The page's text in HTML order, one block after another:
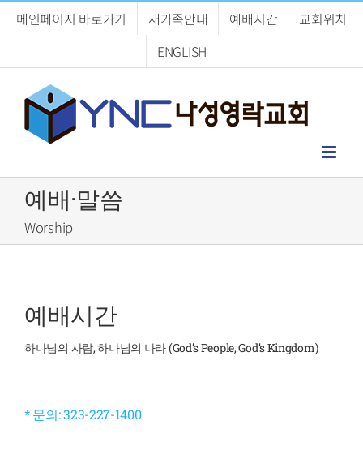
메인페이지 바로가기 새가족안내 예배시간
교회위치
ENGLISH
예배·말씀
Worship
예배시간
하나님의 사람, 하나님의 나라 (God’s People, God’s Kingdom)
* 문의: 323-227-1400